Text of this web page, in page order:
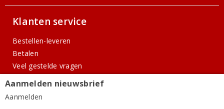
Klanten service
Bestellen-leveren
Betalen
Veel gestelde vragen
Aanmelden nieuwsbrief
Aanmelden